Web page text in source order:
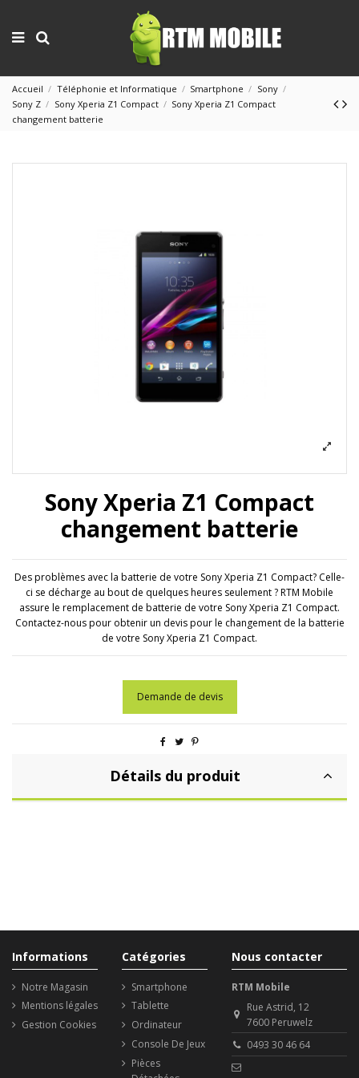
Accueil Téléphonie et Informatique Smartphone
Sony
Sony Z
Sony Xperia Z1 Compact
Sony Xperia Z1 Compact
changement batterie
Sony Xperia Z1 Compact
changement batterie
Des problèmes avec la batterie de votre Sony Xperia Z1 Compact? Celle-
ci se décharge au bout de quelques heures seulement ? RTM Mobile
assure le remplacement de batterie de votre Sony Xperia Z1 Compact.
Contactez-nous pour obtenir un devis pour le changement de la batterie
de votre Sony Xperia Z1 Compact.
Demande de devis
Détails du produit
Informations
Notre Magasin
Mentions légales
Gestion Cookies
Catégories
Smartphone
Tablette
Ordinateur
Console De Jeux
Pièces
Nous contacter
RTM Mobile
Rue Astrid, 12
7600 Peruwelz
0493 30 46 64